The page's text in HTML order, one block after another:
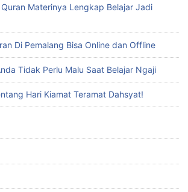
Materinya Lengkap Belajar Jadi
Di Pemalang Bisa Online dan Offline
Tidak Perlu Malu Saat Belajar Ngaji
Hari Kiamat Teramat Dahsyat!